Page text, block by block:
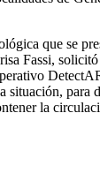
que se
Fassi,
situación, para
la